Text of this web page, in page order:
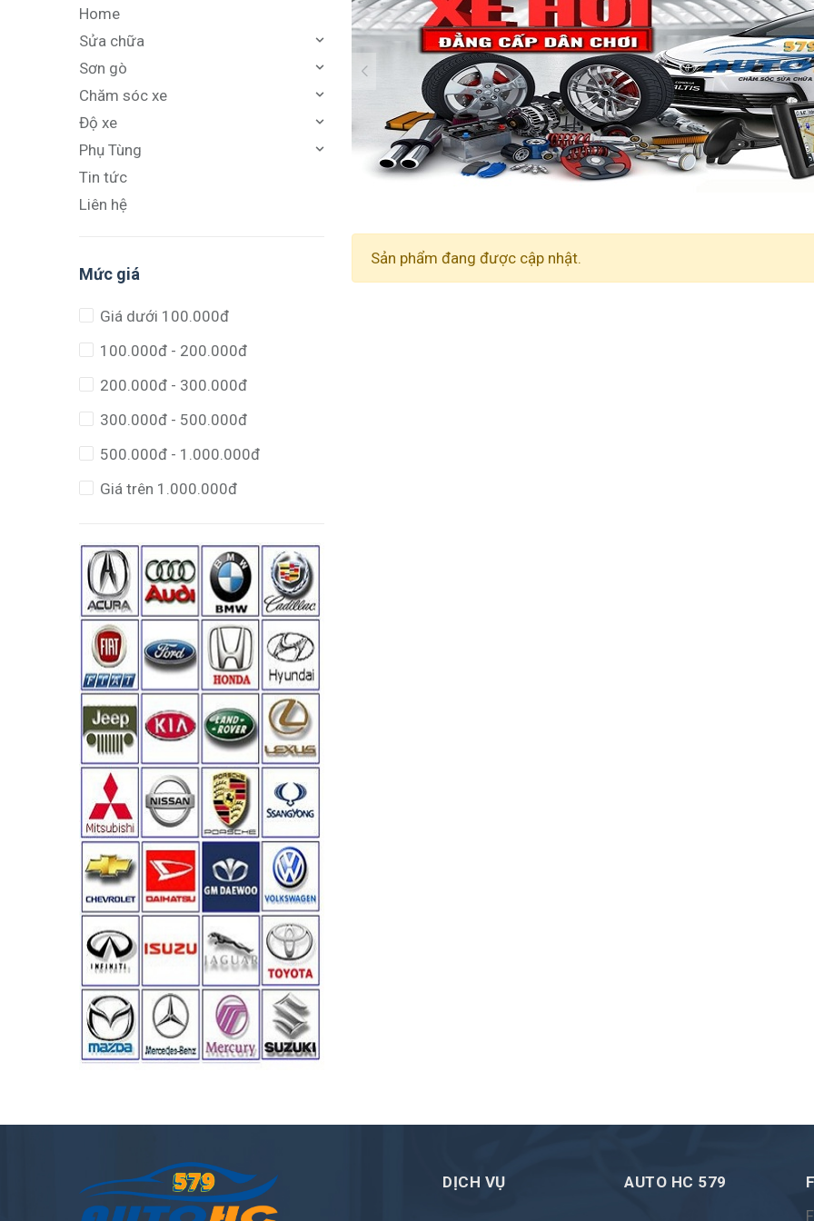
Sản phẩm đang được cập nhật.
Home
Sửa chữa
Sơn gò
Chăm sóc xe
Độ xe
Phụ Tùng
Tin tức
Liên hệ
Mức giá
Giá dưới 100.000đ
100.000đ - 200.000đ
200.000đ - 300.000đ
300.000đ - 500.000đ
500.000đ - 1.000.000đ
Giá trên 1.000.000đ
DỊCH VỤ AUTO HC 579